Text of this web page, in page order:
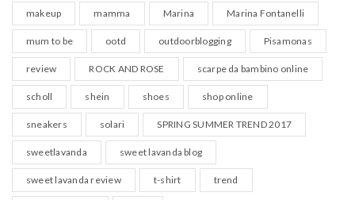
makeup mamma Marina Marina Fontanelli
mum to be ootd outdoorblogging Pisamonas
review ROCK AND ROSE scarpe da bambino online
scholl shein shoes shop online
sneakers solari SPRING SUMMER TREND 2017
sweetlavanda sweet lavanda blog
sweet lavanda review t-shirt trend